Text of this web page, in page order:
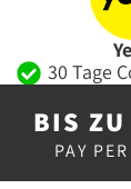
30 Tage
BIS
PAY